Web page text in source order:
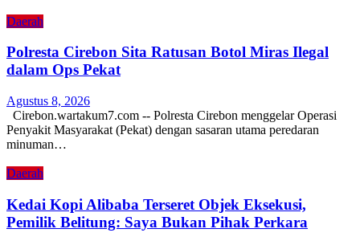
Daerah
Polresta Cirebon Sita Ratusan Botol Miras Ilegal
dalam Ops Pekat
Agustus 8, 2026
Cirebon.wartakum7.com -- Polresta Cirebon menggelar Operasi
Penyakit Masyarakat (Pekat) dengan sasaran utama peredaran
minuman…
Daerah
Kedai Kopi Alibaba Terseret Objek Eksekusi,
Pemilik Belitung: Saya Bukan Pihak Perkara